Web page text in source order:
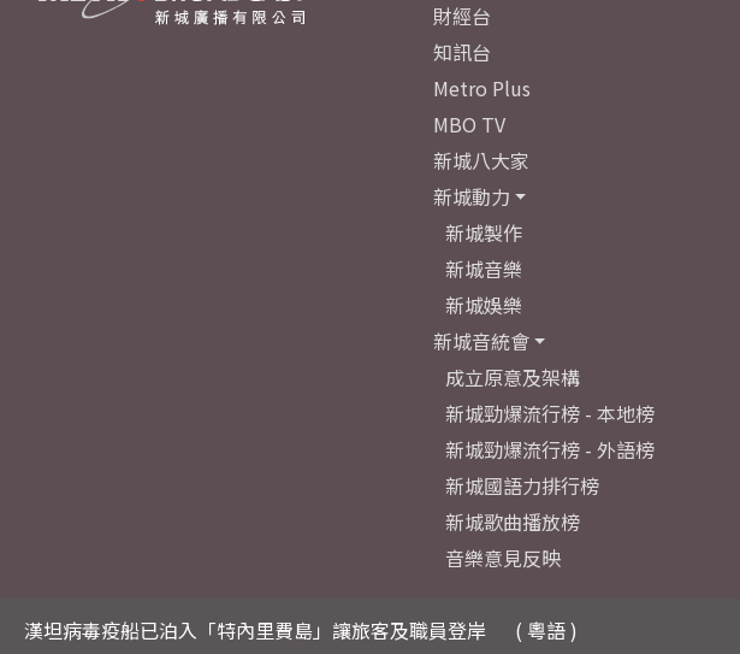
漢坦病毒疫船已泊入「特內里費島」讓旅客及職員登岸
( 粵語 )
財經台
知訊台
Metro Plus
MBO TV
新城八大家
新城動力
新城製作
新城音樂
新城娛樂
新城音統會
成立原意及架構
新城勁爆流行榜 - 本地榜
新城勁爆流行榜 - 外語榜
新城國語力排行榜
新城歌曲播放榜
音樂意見反映